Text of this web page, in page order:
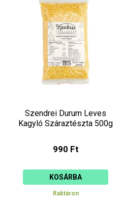
Szendrei Durum Leves
Kagyló Száraztészta 500g
990 Ft
KOSÁRBA
Raktáron